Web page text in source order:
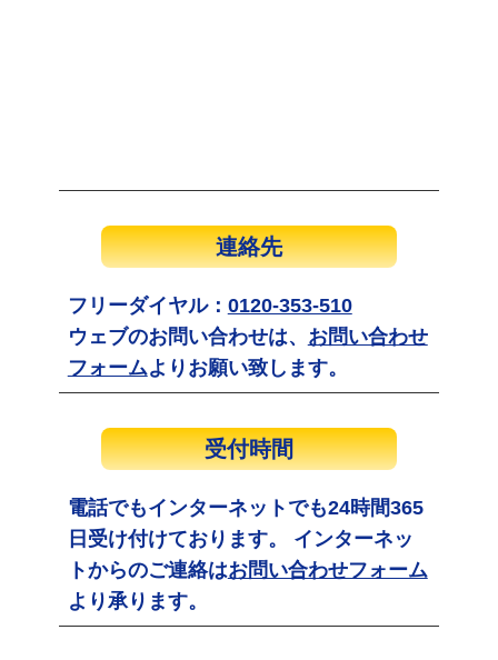
連絡先
フリーダイヤル： 0120-353-510
ウェブのお問い合わせは、 お問い合わせ
フォームよりお願い致します。
受付時間
電話でもインターネットでも24時間365
日受け付けております。 インターネッ
トからのご連絡はお問い合わせフォーム
より承ります。